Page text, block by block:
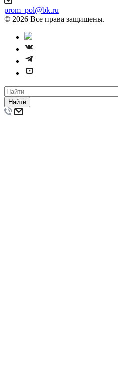
prom_pol@bk.ru
© 2026 Все права защищены.
Найти